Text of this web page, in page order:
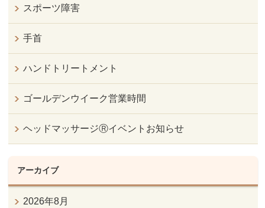
スポーツ障害
手首
ハンドトリートメント
ゴールデンウイーク営業時間
ヘッドマッサージⓇイベントお知らせ
アーカイブ
2026年8月